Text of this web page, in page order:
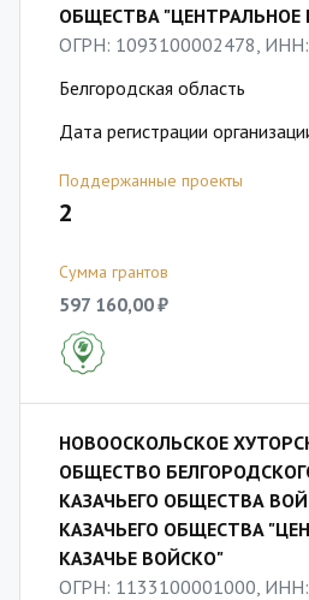
ОБЩЕСТВА "ЦЕНТРАЛЬНОЕ
ОГРН: 1093100002478,
Белгородская область
Дата регистрации
Поддержанные проекты
2
Сумма грантов
597 160,00 ₽
НОВООСКОЛЬСКОЕ
ОБЩЕСТВО
КАЗАЧЬЕГО ОБЩЕСТВА
КАЗАЧЬЕГО ОБЩЕСТВА
КАЗАЧЬЕ ВОЙСКО"
ОГРН: 1133100001000,